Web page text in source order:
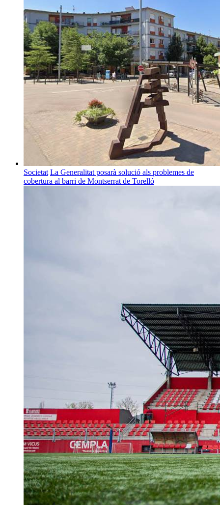
Societat La Generalitat posarà solució als problemes de
cobertura al barri de Montserrat de Torelló